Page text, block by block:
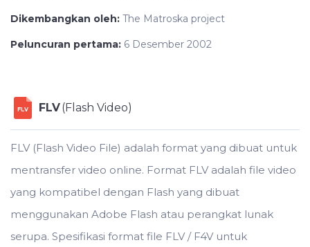
Dikembangkan oleh: The Matroska project
Peluncuran pertama: 6 Desember 2002
FLV FLV(Flash Video)
FLV (Flash Video File) adalah format yang dibuat untuk
mentransfer video online. Format FLV adalah file video
yang kompatibel dengan Flash yang dibuat
menggunakan Adobe Flash atau perangkat lunak
serupa. Spesifikasi format file FLV / F4V untuk